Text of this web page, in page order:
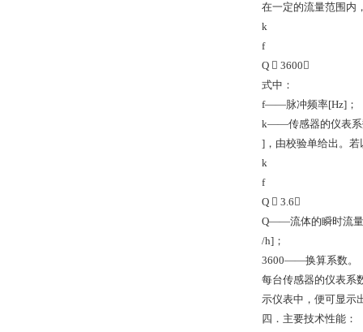
在一定的流量范围内
k
f
Q  3600
式中：
f——脉冲频率[Hz]；
k——传感器的仪表系
]，由校验单给出。
k
f
Q  3.6
Q——流体的瞬时流
/h]；
3600——换算系数。
每台传感器的仪表系
示仪表中，便可显示
四．主要技术性能：